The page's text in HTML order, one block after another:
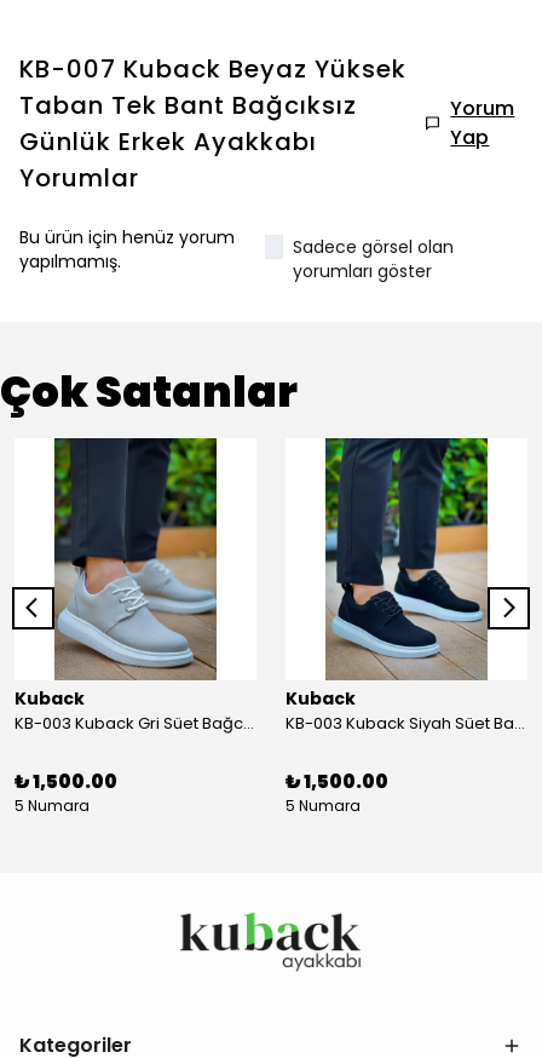
KB-007 Kuback Beyaz Yüksek
Taban Tek Bant Bağcıksız
Günlük Erkek Ayakkabı
Yorumlar
Yorum
Yap
Bu ürün için henüz yorum
yapılmamış.
Sadece görsel olan
yorumları göster
Çok Satanlar
Kuback
KB-003 Kuback Gri Süet Bağcıklı Günlük Erkek Ayakkabı
₺ 1,500.00
5 Numara
Kuback
KB-003 Kuback Siyah Süet Bağcıklı Günlük Erkek Ayakkabı
₺ 1,500.00
5 Numara
Kategoriler